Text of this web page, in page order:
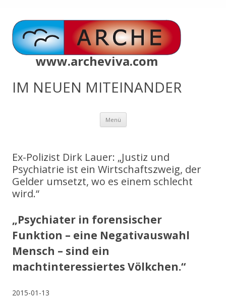
www.archeviva.com
IM NEUEN MITEINANDER
Menü Zum
springen
Ex-Polizist Dirk Lauer: „Justiz und
Psychiatrie ist ein Wirtschaftszweig, der
Gelder umsetzt, wo es einem schlecht
wird.“
„Psychiater in forensischer
Funktion – eine Negativauswahl
Mensch – sind ein
machtinteressiertes Völkchen.“
2015-01-13